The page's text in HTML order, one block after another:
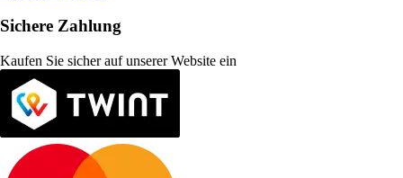
Sichere Zahlung
Kaufen Sie sicher auf unserer Website ein